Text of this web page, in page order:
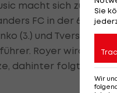
macht sich zum
FC in der 69.
(3.) und Tverskov
Royer wird
dahinter folgt
Sie
Wir